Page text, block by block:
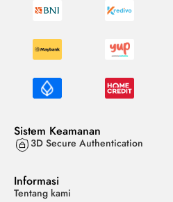
Sistem Keamanan
3D Secure Authentication
Informasi
Tentang kami